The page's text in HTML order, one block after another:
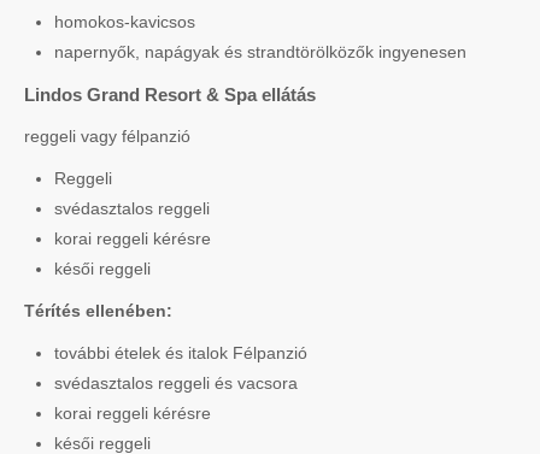
homokos-kavicsos
napernyők, napágyak és strandtörölközők ingyenesen
Lindos Grand Resort & Spa ellátás
reggeli vagy félpanzió
Reggeli
svédasztalos reggeli
korai reggeli kérésre
késői reggeli
Térítés ellenében:
további ételek és italok Félpanzió
svédasztalos reggeli és vacsora
korai reggeli kérésre
késői reggeli